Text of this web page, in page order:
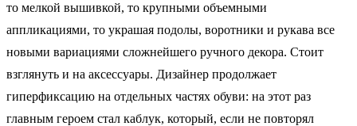
то мелкой вышивкой, то крупными объемными
аппликациями, то украшая подолы, воротники и рукава все
новыми вариациями сложнейшего ручного декора. Стоит
взглянуть и на аксессуары. Дизайнер продолжает
гиперфиксацию на отдельных частях обуви: на этот раз
главным героем стал каблук, который, если не повторял